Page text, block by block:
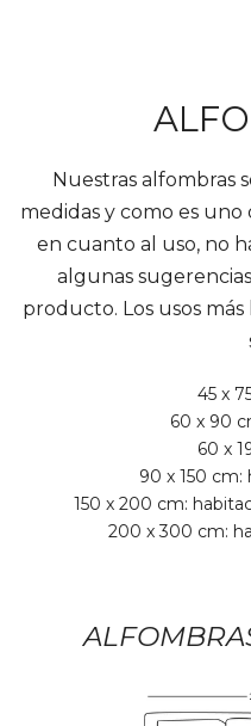
Nuestras alfombras
medidas y como es uno
en cuanto al uso, no
algunas
producto. Los usos
45 x
60 x 90
60 x
90 x 150 cm:
150 x 200 cm:
200 x 300 cm: